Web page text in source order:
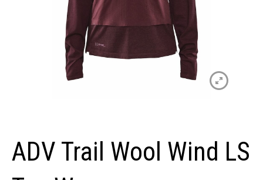
ADV Trail Wool Wind LS